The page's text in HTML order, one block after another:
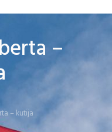
–
– kutija